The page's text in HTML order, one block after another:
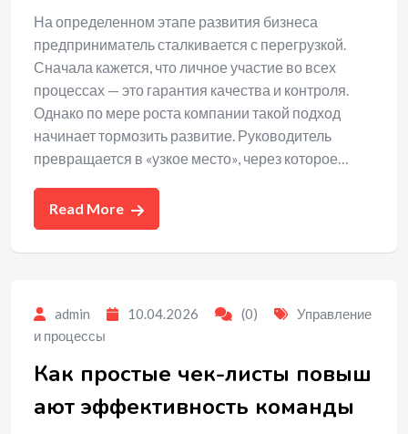
На определенном этапе развития бизнеса
предприниматель сталкивается с перегрузкой.
Сначала кажется, что личное участие во всех
процессах — это гарантия качества и контроля.
Однако по мере роста компании такой подход
начинает тормозить развитие. Руководитель
превращается в «узкое место», через которое…
Read More
admin 10.04.2026 (0)
Управление
и процессы
Как простые чек-листы повыш
ают эффективность команды